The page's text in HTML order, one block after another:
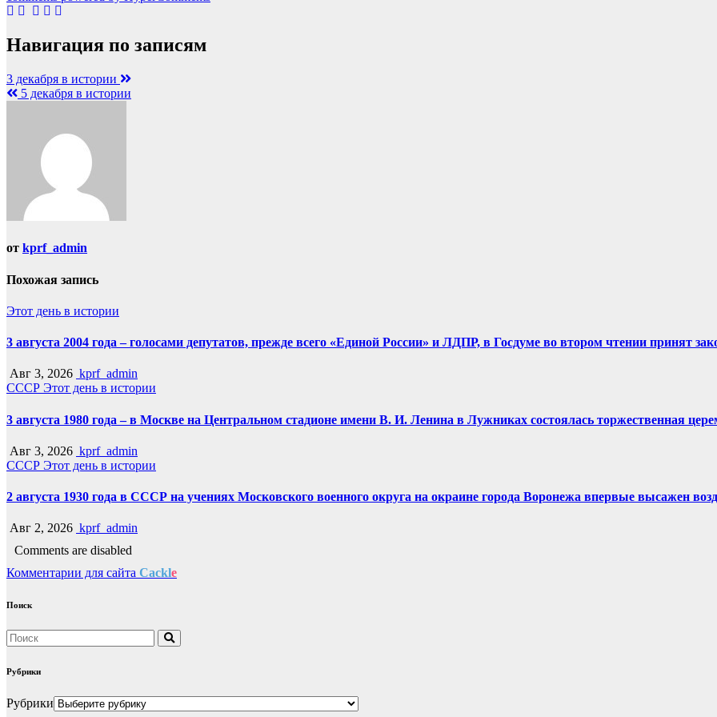
Навигация по записям
3 декабря в истории
5 декабря в истории
от kprf_admin
Похожая запись
Этот день в истории
3 августа 2004 года – голосами депутатов, прежде всего «Единой России» и ЛДПР, в Госдуме во втором чтении принят
Авг 3, 2026 kprf_admin
СССР Этот день в истории
3 августа 1980 года – в Москве на Центральном стадионе имени В. И. Ленина в Лужниках состоялась торжественная
Авг 3, 2026 kprf_admin
СССР Этот день в истории
2 августа 1930 года в СССР на учениях Московского военного округа на окраине города Воронежа впервые высажен
Авг 2, 2026 kprf_admin
Comments are disabled
Комментарии для сайта Cackle
Поиск
Рубрики
Рубрики